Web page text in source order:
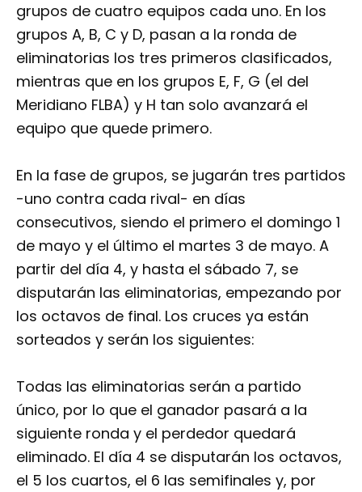
grupos de cuatro equipos cada uno. En los
grupos A, B, C y D, pasan a la ronda de
eliminatorias los tres primeros clasificados,
mientras que en los grupos E, F, G (el del
Meridiano FLBA) y H tan solo avanzará el
equipo que quede primero.
En la fase de grupos, se jugarán tres partidos
-uno contra cada rival- en días
consecutivos, siendo el primero el domingo 1
de mayo y el último el martes 3 de mayo. A
partir del día 4, y hasta el sábado 7, se
disputarán las eliminatorias, empezando por
los octavos de final. Los cruces ya están
sorteados y serán los siguientes:
Todas las eliminatorias serán a partido
único, por lo que el ganador pasará a la
siguiente ronda y el perdedor quedará
eliminado. El día 4 se disputarán los octavos,
el 5 los cuartos, el 6 las semifinales y, por